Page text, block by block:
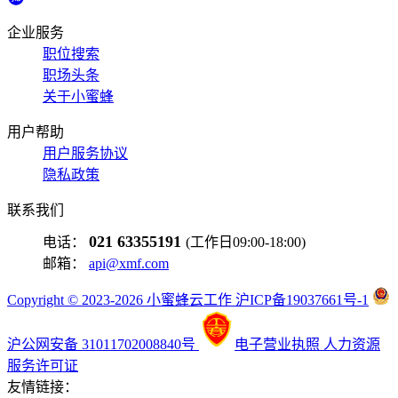
企业服务
职位搜索
职场头条
关于小蜜蜂
用户帮助
用户服务协议
隐私政策
联系我们
电话： 021 63355191 (工作日09:00-18:00)
邮箱： api@xmf.com
Copyright © 2023-2026 小蜜蜂云工作 沪ICP备19037661号-1
沪公网安备 31011702008840号 电子营业执照 人力资源
服务许可证
友情链接：